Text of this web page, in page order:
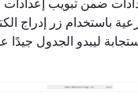
باستخدام زر إدراج
ليبدو الجدول جيدًا